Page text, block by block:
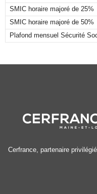
SMIC horaire majoré de 25%
SMIC horaire majoré de 50%
Plafond mensuel Sécurité
Cerfrance, partenaire